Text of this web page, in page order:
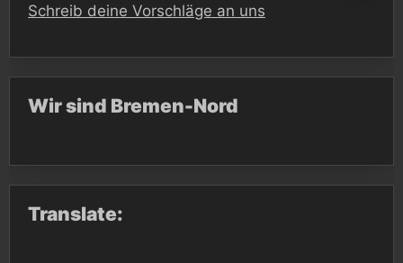
Schreib deine Vorschläge an uns
Wir sind Bremen-Nord
Translate: